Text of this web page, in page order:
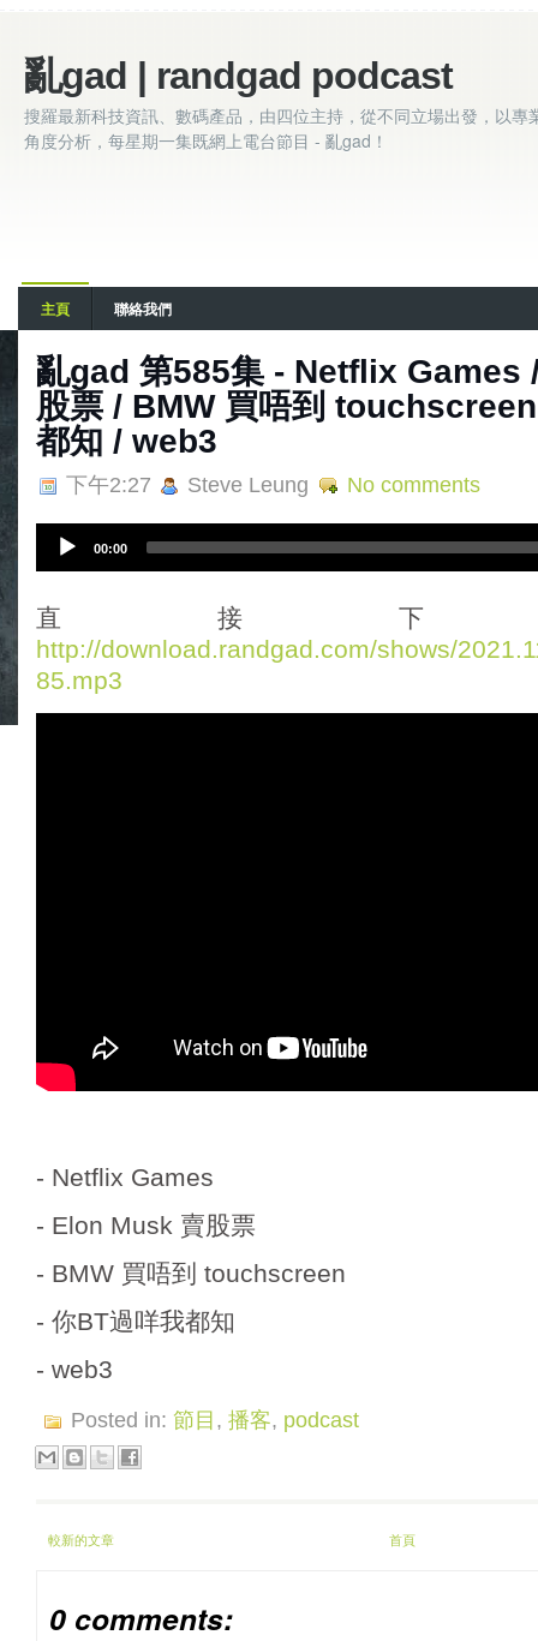
亂gad | randgad podcast
搜羅最新科技資訊、數碼產品，由四位主持，從不同立場出發，以專
角度分析，每星期一集既網上電台節目 - 亂gad！
主頁 聯絡我們
亂‌‌‌gad‌‌‌ ‌‌‌‌‌第‌‌‌585集 - Netflix Games
股票 / BMW 買唔到
都知 / web3
下午2:27 Steve Leung No comments
i
o
P
l
00:00
直接
http://download.randgad.com/shows/
85.mp3
- Netflix Games
- Elon Musk 賣股票
- BMW 買唔到 touchscreen
- 你BT過咩我都知
- web3
Posted in: 節目, 播客, podcast
較新的文章 首頁
0 comments: